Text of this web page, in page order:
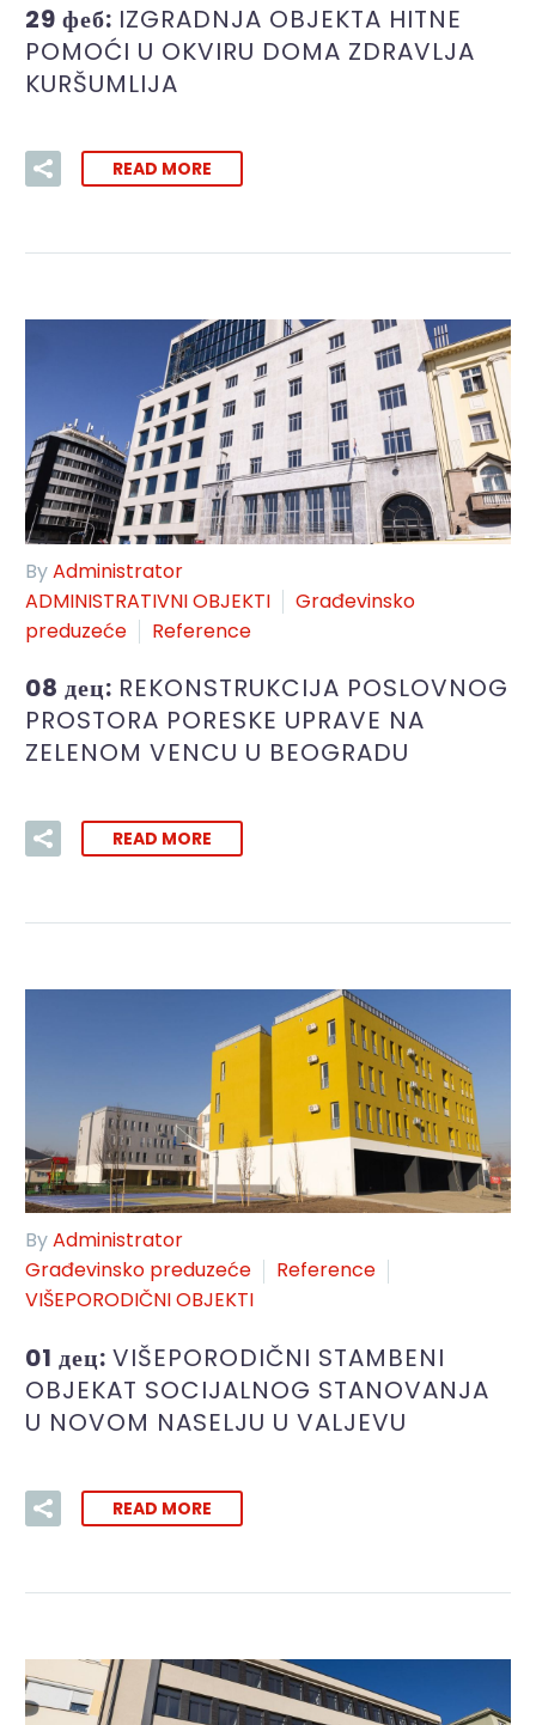
29 феб: IZGRADNJA OBJEKTA HITNE
POMOĆI U OKVIRU DOMA ZDRAVLJA
KURŠUMLIJA
READ MORE
ByAdministrator
ADMINISTRATIVNI OBJEKTI
Građevinsko
preduzeće
Reference
08 дец: REKONSTRUKCIJA POSLOVNOG
PROSTORA PORESKE UPRAVE NA
ZELENOM VENCU U BEOGRADU
READ MORE
ByAdministrator
Građevinsko preduzeće
Reference
VIŠEPORODIČNI OBJEKTI
01 дец: VIŠEPORODIČNI STAMBENI
OBJEKAT SOCIJALNOG STANOVANJA
U NOVOM NASELJU U VALJEVU
READ MORE